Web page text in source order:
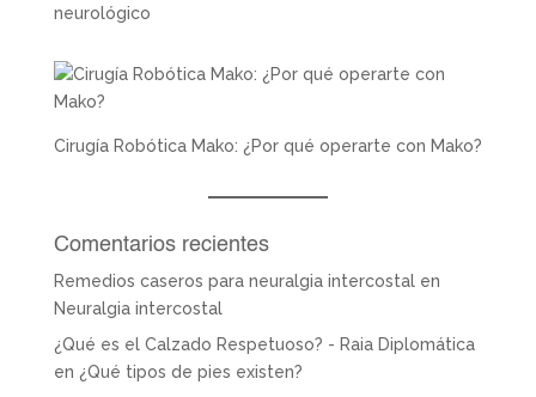
neurológico
Cirugía Robótica Mako: ¿Por qué operarte con Mako?
Comentarios recientes
Remedios caseros para neuralgia intercostalen
Neuralgia intercostal
¿Qué es el Calzado Respetuoso? - Raia Diplomática
en ¿Qué tipos de pies existen?